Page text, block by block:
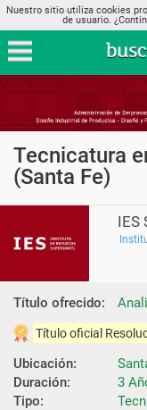
Nuestro sitio utiliza cookies
de usuario.
Tecnicatura
(Santa Fe)
IES
Título ofrecido:
Título oficial
Ubicación:
Duración:
3
Tipo: